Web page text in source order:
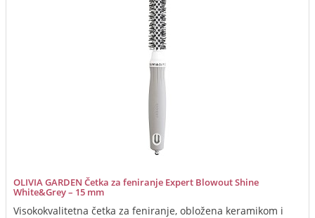
OLIVIA GARDEN Četka za feniranje Expert Blowout Shine
White&Grey – 15 mm
Visokokvalitetna četka za feniranje, obložena keramikom i